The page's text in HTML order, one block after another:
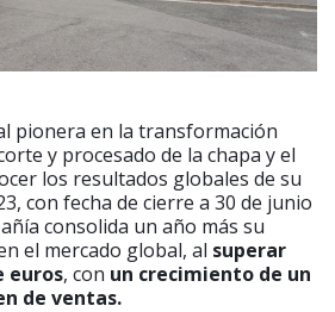
pionera en la transformación
y procesado de la chapa y el
los resultados globales de su
con fecha de cierre a 30 de junio
consolida un año más su
el mercado global, al superar
euros, con un crecimiento de un
de ventas.